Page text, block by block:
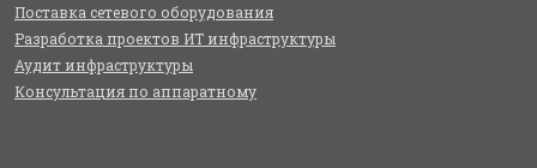
Поставка сетевого оборудования
Разработка проектов ИТ инфраструктуры
Аудит инфраструктуры
Консультация по аппаратному